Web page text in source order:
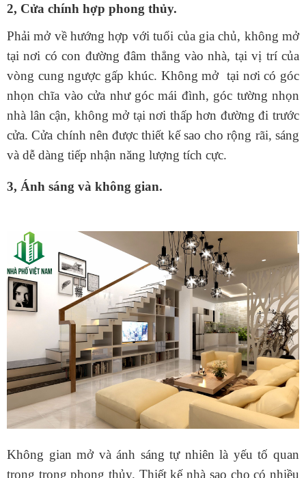
2, Cửa chính hợp phong thủy.
Phải mở về hướng hợp với tuổi của gia chủ, không mở
tại nơi có con đường đâm thẳng vào nhà, tại vị trí của
vòng cung ngược gấp khúc. Không mở tại nơi có góc
nhọn chĩa vào cửa như góc mái đình, góc tường nhọn
nhà lân cận, không mở tại nơi thấp hơn đường đi trước
cửa. Cửa chính nên được thiết kế sao cho rộng rãi, sáng
và dễ dàng tiếp nhận năng lượng tích cực.
3, Ánh sáng và không gian.
Không gian mở và ánh sáng tự nhiên là yếu tố quan
trọng trong phong thủy. Thiết kế nhà sao cho có nhiều